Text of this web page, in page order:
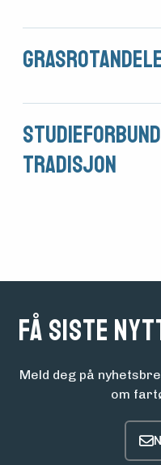
vedlikehold
Om
foreningen
tradisjon
Få siste
Meld deg på
om